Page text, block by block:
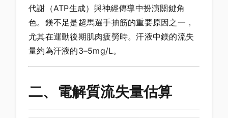
代謝（ATP生成）與神經傳導中扮演關鍵角
色。鎂不足是超馬選手抽筋的重要原因之一，
尤其在運動後期肌肉疲勞時。汗液中鎂的流失
量約為汗液的3–5mg/L。
二、電解質流失量估算